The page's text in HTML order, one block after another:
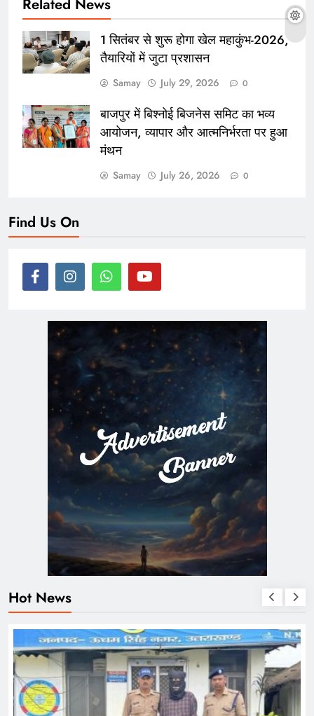
1 सितंबर से शुरू होगा खेल महाकुंभ-2026,
तैयारियों में जुटा प्रशासन
Samay July 29, 2026 0
बाजपुर में बिश्नोई बिजनेस समिट का भव्य
आयोजन, व्यापार और आत्मनिर्भरता पर हुआ
मंथन
Samay July 26, 2026 0
Find Us On
Hot News